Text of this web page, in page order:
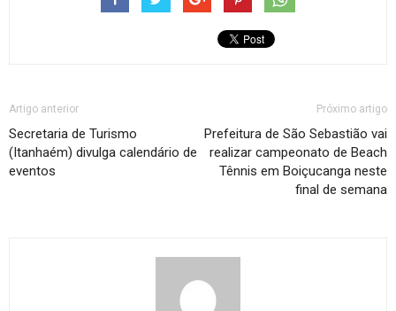
Artigo anterior
Secretaria de Turismo
(Itanhaém) divulga calendário de
eventos
Próximo artigo
Prefeitura de São Sebastião vai
realizar campeonato de Beach
Tênnis em Boiçucanga neste
final de semana